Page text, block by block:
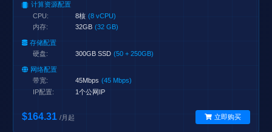
计算资源配置
CPU:
8核 (8 vCPU)
内存:
32GB (32 GB)
存储配置
硬盘:
300GB SSD (50 + 250GB)
网络配置
带宽:
45Mbps (45 Mbps)
IP配置:
1个公网IP
$164.31 /月起 立即购买